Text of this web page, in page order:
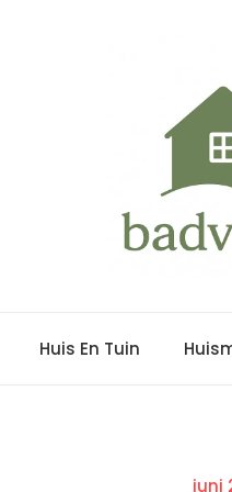
Huis En Tuin
juni